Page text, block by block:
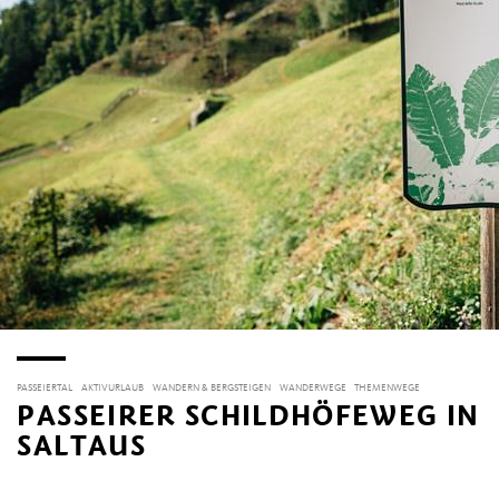
PASSEIERTAL AKTIVURLAUB WANDERN & BERGSTEIGEN WANDERWEGE THEMENWEGE
PASSEIRER SCHILDHÖFEWEG IN
SALTAUS